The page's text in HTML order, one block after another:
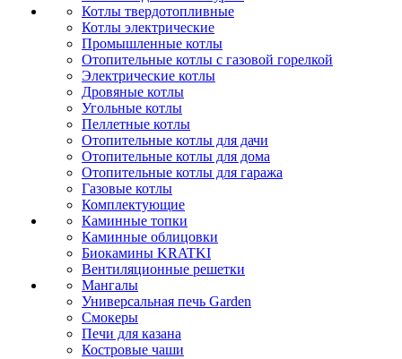
Котлы твердотопливные
Котлы электрические
Промышленные котлы
Отопительные котлы с газовой горелкой
Электрические котлы
Дровяные котлы
Угольные котлы
Пеллетные котлы
Отопительные котлы для дачи
Отопительные котлы для дома
Отопительные котлы для гаража
Газовые котлы
Комплектующие
Каминные топки
Каминные облицовки
Биокамины KRATKI
Вентиляционные решетки
Мангалы
Универсальная печь Garden
Смокеры
Печи для казана
Костровые чаши